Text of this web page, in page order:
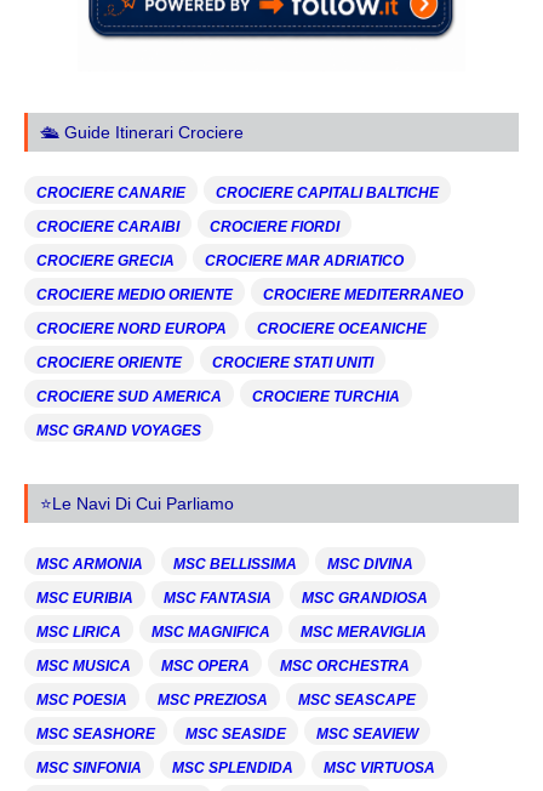
🛳️ Guide Itinerari Crociere
CROCIERE CANARIE
CROCIERE CAPITALI BALTICHE
CROCIERE CARAIBI
CROCIERE FIORDI
CROCIERE GRECIA
CROCIERE MAR ADRIATICO
CROCIERE MEDIO ORIENTE
CROCIERE MEDITERRANEO
CROCIERE NORD EUROPA
CROCIERE OCEANICHE
CROCIERE ORIENTE
CROCIERE STATI UNITI
CROCIERE SUD AMERICA
CROCIERE TURCHIA
MSC GRAND VOYAGES
⭐Le Navi Di Cui Parliamo
MSC ARMONIA MSC BELLISSIMA
MSC DIVINA
MSC EURIBIA
MSC FANTASIA
MSC GRANDIOSA
MSC LIRICA
MSC MAGNIFICA
MSC MERAVIGLIA
MSC MUSICA
MSC OPERA
MSC ORCHESTRA
MSC POESIA
MSC PREZIOSA
MSC SEASCAPE
MSC SEASHORE
MSC SEASIDE
MSC SEAVIEW
MSC SINFONIA
MSC SPLENDIDA
MSC VIRTUOSA